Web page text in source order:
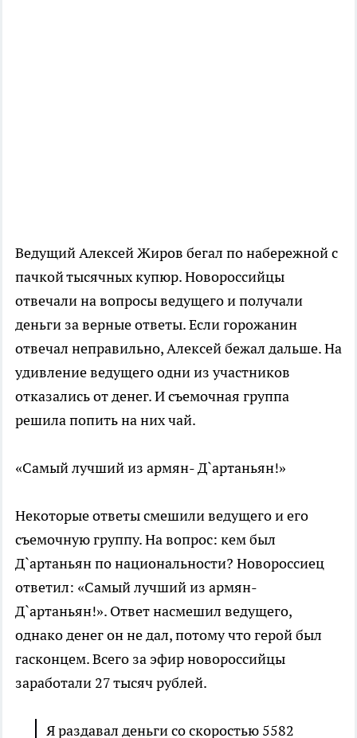
Ведущий Алексей Жиров бегал по набережной с
пачкой тысячных купюр. Новороссийцы
отвечали на вопросы ведущего и получали
деньги за верные ответы. Если горожанин
отвечал неправильно, Алексей бежал дальше. На
удивление ведущего одни из участников
отказались от денег. И съемочная группа
решила попить на них чай.
«Самый лучший из армян- Д`артаньян!»
Некоторые ответы смешили ведущего и его
съемочную группу. На вопрос: кем был
Д`артаньян по национальности? Новороссиец
ответил: «Самый лучший из армян-
Д`артаньян!». Ответ насмешил ведущего,
однако денег он не дал, потому что герой был
гасконцем. Всего за эфир новороссийцы
заработали 27 тысяч рублей.
Я раздавал деньги со скоростью 5582